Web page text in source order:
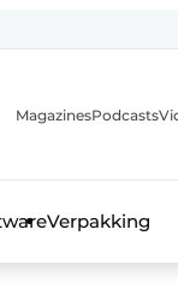
MagazinesPodcasts
Verpakking